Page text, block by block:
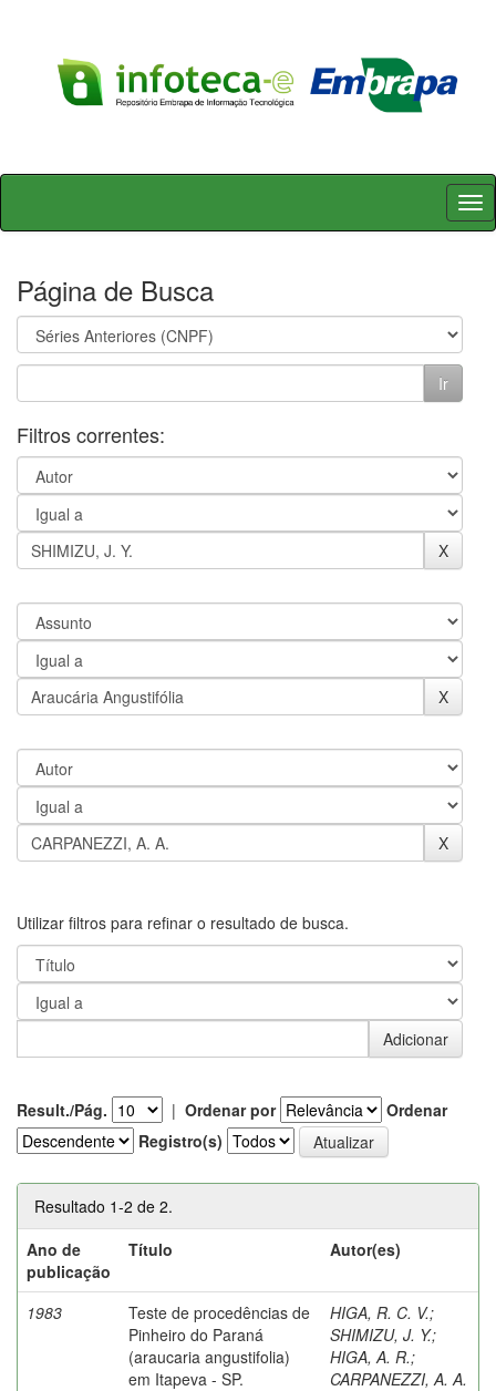
Skip
Página de Busca
Filtros correntes:
Utilizar filtros para refinar o resultado de busca.
Result./Pág. | Ordenar por
Ordenar
Registro(s)
Resultado 1-2 de 2.
Ano de
publicação
Título Autor(es)
1983
Teste de procedências de
Pinheiro do Paraná
(araucaria angustifolia)
em Itapeva - SP.
HIGA, R. C. V.;
SHIMIZU, J. Y.;
HIGA, A. R.;
CARPANEZZI, A. A.